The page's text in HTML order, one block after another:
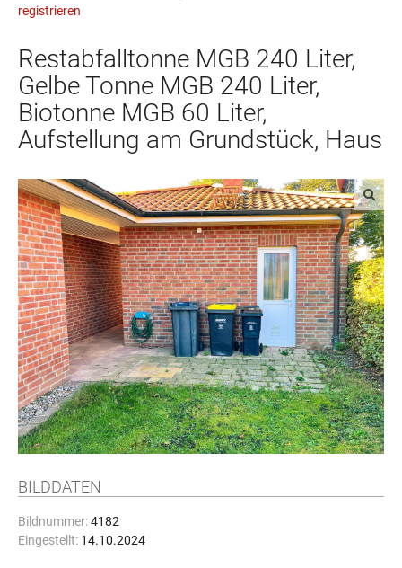
registrieren
Restabfalltonne MGB 240 Liter,
Gelbe Tonne MGB 240 Liter,
Biotonne MGB 60 Liter,
Aufstellung am Grundstück, Haus
BILDDATEN
Bildnummer:4182
Eingestellt: 14.10.2024